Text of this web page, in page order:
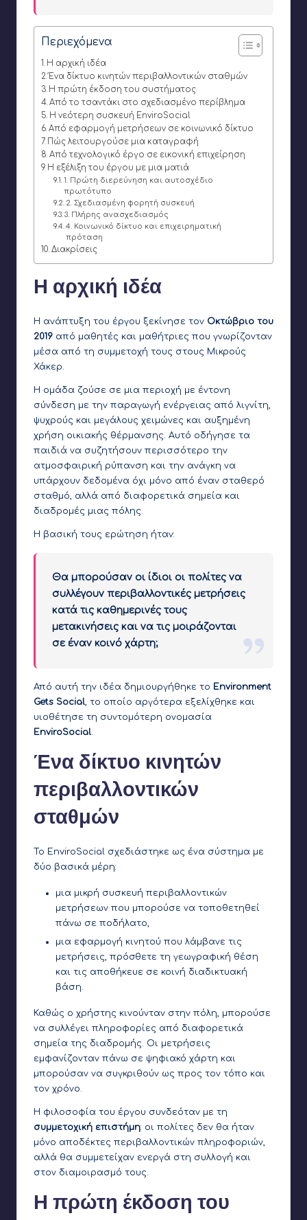
Περιεχόμενα
Η αρχική ιδέα
Ένα δίκτυο κινητών περιβαλλοντικών σταθμών
Η πρώτη έκδοση του συστήματος
Από το τσαντάκι στο σχεδιασμένο περίβλημα
Η νεότερη συσκευή EnviroSocial
Από εφαρμογή μετρήσεων σε κοινωνικό δίκτυο
Πώς λειτουργούσε μια καταγραφή
Από τεχνολογικό έργο σε εικονική επιχείρηση
Η εξέλιξη του έργου με μια ματιά
1. Πρώτη διερεύνηση και αυτοσχέδιο
πρωτότυπο
2. Σχεδιασμένη φορητή συσκευή
3. Πλήρης ανασχεδιασμός
4. Κοινωνικό δίκτυο και επιχειρηματική
πρόταση
Διακρίσεις
Η αρχική ιδέα
Η ανάπτυξη του έργου ξεκίνησε τον Οκτώβριο του
2019 από μαθητές και μαθήτριες που γνωρίζονταν
μέσα από τη συμμετοχή τους στους Μικρούς
Χάκερ.
Η ομάδα ζούσε σε μια περιοχή με έντονη
σύνδεση με την παραγωγή ενέργειας από λιγνίτη,
ψυχρούς και μεγάλους χειμώνες και αυξημένη
χρήση οικιακής θέρμανσης. Αυτό οδήγησε τα
παιδιά να συζητήσουν περισσότερο την
ατμοσφαιρική ρύπανση και την ανάγκη να
υπάρχουν δεδομένα όχι μόνο από έναν σταθερό
σταθμό, αλλά από διαφορετικά σημεία και
διαδρομές μιας πόλης.
Η βασική τους ερώτηση ήταν:
Θα μπορούσαν οι ίδιοι οι πολίτες να
συλλέγουν περιβαλλοντικές μετρήσεις
κατά τις καθημερινές τους
μετακινήσεις και να τις μοιράζονται
σε έναν κοινό χάρτη;
Από αυτή την ιδέα δημιουργήθηκε το Environment
Gets Social , το οποίο αργότερα εξελίχθηκε και
υιοθέτησε τη συντομότερη ονομασία
EnviroSocial
Ένα δίκτυο κινητών
περιβαλλοντικών
σταθμών
Το EnviroSocial σχεδιάστηκε ως ένα σύστημα με
δύο βασικά μέρη:
μια μικρή συσκευή περιβαλλοντικών
μετρήσεων που μπορούσε να τοποθετηθεί
πάνω σε ποδήλατο,
μια εφαρμογή κινητού που λάμβανε τις
μετρήσεις, πρόσθετε τη γεωγραφική θέση
και τις αποθήκευε σε κοινή διαδικτυακή
βάση.
Καθώς ο χρήστης κινούνταν στην πόλη, μπορούσε
να συλλέγει πληροφορίες από διαφορετικά
σημεία της διαδρομής. Οι μετρήσεις
εμφανίζονταν πάνω σε ψηφιακό χάρτη και
μπορούσαν να συγκριθούν ως προς τον τόπο και
τον χρόνο.
Η φιλοσοφία του έργου συνδεόταν με τη
συμμετοχική επιστήμη: οι πολίτες δεν θα ήταν
μόνο αποδέκτες περιβαλλοντικών πληροφοριών,
αλλά θα συμμετείχαν ενεργά στη συλλογή και
στον διαμοιρασμό τους.
Η πρώτη έκδοση του